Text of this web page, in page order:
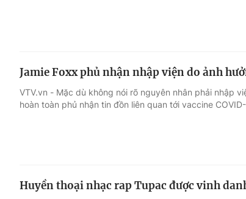
Jamie Foxx phủ nhận nhập viện do ảnh
VTV.vn - Mặc dù không nói rõ nguyên nhân phải nhập
hoàn toàn phủ nhận tin đồn liên quan tới vaccine
Huyền thoại nhạc rap Tupac được vinh